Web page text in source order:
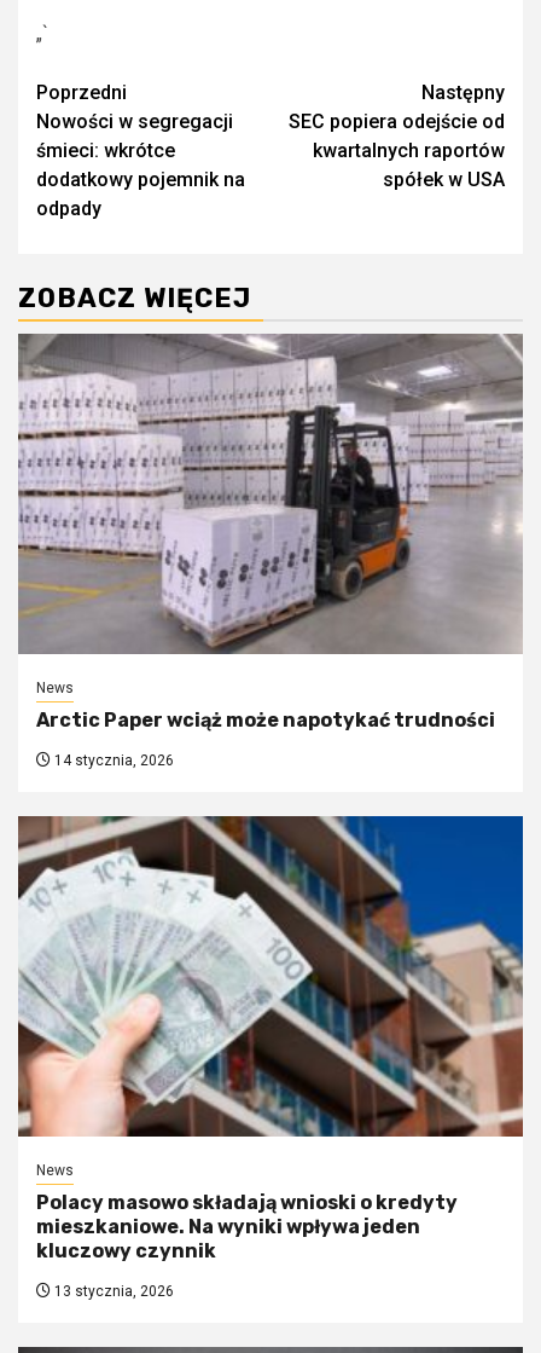
„`
Zobacz
wpisy
Poprzedni
Nowości w segregacji
śmieci: wkrótce
dodatkowy pojemnik na
odpady
Następny
SEC popiera odejście od
kwartalnych raportów
spółek w USA
ZOBACZ WIĘCEJ
News
Arctic Paper wciąż może napotykać trudności
14 stycznia, 2026
News
Polacy masowo składają wnioski o kredyty
mieszkaniowe. Na wyniki wpływa jeden
kluczowy czynnik
13 stycznia, 2026